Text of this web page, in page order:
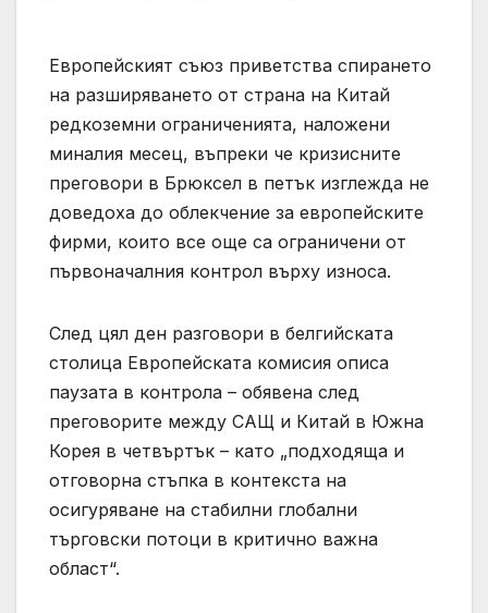
Европейският съюз приветства спирането
на разширяването от страна на Китай
редкоземни ограниченията, наложени
миналия месец, въпреки че кризисните
преговори в Брюксел в петък изглежда не
доведоха до облекчение за европейските
фирми, които все още са ограничени от
първоначалния контрол върху износа.
След цял ден разговори в белгийската
столица Европейската комисия описа
паузата в контрола – обявена след
преговорите между САЩ и Китай в Южна
Корея в четвъртък – като „подходяща и
отговорна стъпка в контекста на
осигуряване на стабилни глобални
търговски потоци в критично важна
област“.